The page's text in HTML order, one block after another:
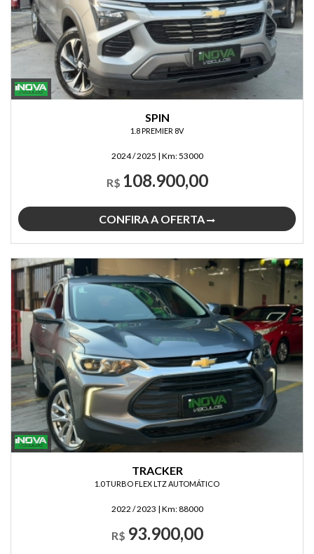
SPIN
1.8 PREMIER 8V
2024 / 2025 | Km:53000
R$ 108.900,00
CONFIRA A OFERTA
TRACKER
1.0 TURBO FLEX LTZ AUTOMÁTICO
2022 / 2023 | Km:88000
R$ 93.900,00